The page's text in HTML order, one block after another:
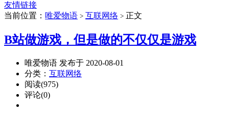
友情链接
当前位置： 唯爱物语 > 互联网络 > 正文
B站做游戏，但是做的不仅仅是游戏
唯爱物语 发布于 2020-08-01
分类： 互联网络
阅读(975)
评论(0)